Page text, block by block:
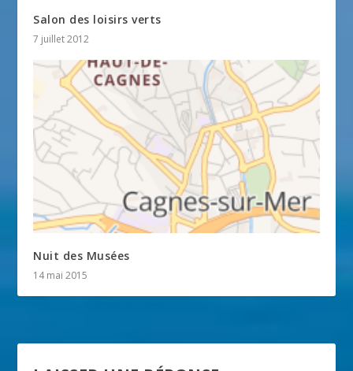
Salon des loisirs verts
7 juillet 2012
Nuit des Musées
14 mai 2015